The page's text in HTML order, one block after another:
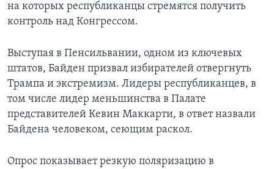
на которых республиканцы стремятся получить
контроль над Конгрессом.
Выступая в Пенсильвании, одном из ключевых
штатов, Байден призвал избирателей отвергнуть
Трампа и экстремизм. Лидеры республиканцев, в
том числе лидер меньшинства в Палате
представителей Кевин Маккарти, в ответ назвали
Байдена человеком, сеющим раскол.
Опрос показывает резкую поляризацию в